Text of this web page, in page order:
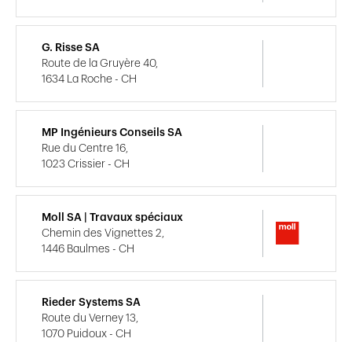
G. Risse SA
Route de la Gruyère 40,
1634 La Roche - CH
MP Ingénieurs Conseils SA
Rue du Centre 16,
1023 Crissier - CH
Moll SA | Travaux spéciaux
Chemin des Vignettes 2,
1446 Baulmes - CH
Rieder Systems SA
Route du Verney 13,
1070 Puidoux - CH